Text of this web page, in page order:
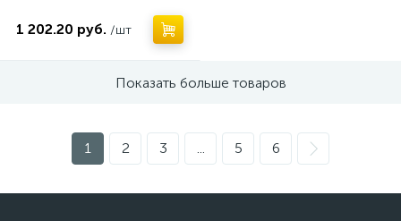
1 202.20 руб. /шт
Показать больше товаров
1 2 3 ... 5 6